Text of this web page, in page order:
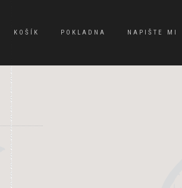
KOŠÍK POKLADNA NAPIŠTE MI